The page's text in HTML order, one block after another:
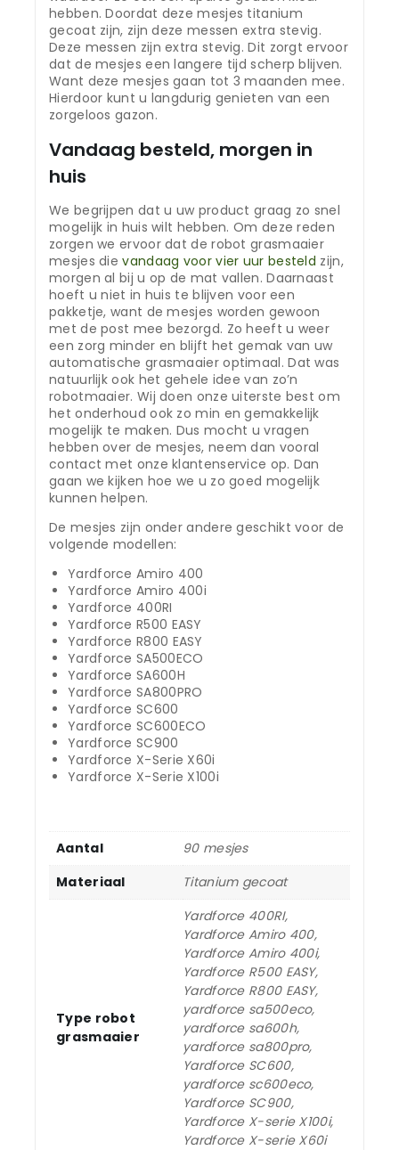
hebben. Doordat deze mesjes titanium
gecoat zijn, zijn deze messen extra stevig.
Deze messen zijn extra stevig. Dit zorgt ervoor
dat de mesjes een langere tijd scherp blijven.
Want deze mesjes gaan tot 3 maanden mee.
Hierdoor kunt u langdurig genieten van een
zorgeloos gazon.
Vandaag besteld, morgen in
huis
We begrijpen dat u uw product graag zo snel
mogelijk in huis wilt hebben. Om deze reden
zorgen we ervoor dat de robot grasmaaier
mesjes dievandaag voor vier uur besteld zijn,
morgen al bij u op de mat vallen. Daarnaast
hoeft u niet in huis te blijven voor een
pakketje, want de mesjes worden gewoon
met de post mee bezorgd. Zo heeft u weer
een zorg minder en blijft het gemak van uw
automatische grasmaaier optimaal. Dat was
natuurlijk ook het gehele idee van zo’n
robotmaaier. Wij doen onze uiterste best om
het onderhoud ook zo min en gemakkelijk
mogelijk te maken. Dus mocht u vragen
hebben over de mesjes, neem dan vooral
contact met onze klantenservice op. Dan
gaan we kijken hoe we u zo goed mogelijk
kunnen helpen.
De mesjes zijn onder andere geschikt voor de
volgende modellen:
Yardforce Amiro 400
Yardforce Amiro 400i
Yardforce 400RI
Yardforce R500 EASY
Yardforce R800 EASY
Yardforce SA500ECO
Yardforce SA600H
Yardforce SA800PRO
Yardforce SC600
Yardforce SC600ECO
Yardforce SC900
Yardforce X-Serie X60i
Yardforce X-Serie X100i
Aantal
90 mesjes
Materiaal
Titanium gecoat
Type robot
grasmaaier
Yardforce 400RI,
Yardforce Amiro 400,
Yardforce Amiro 400i,
Yardforce R500 EASY,
Yardforce R800 EASY,
yardforce sa500eco,
yardforce sa600h,
yardforce sa800pro,
Yardforce SC600,
yardforce sc600eco,
Yardforce SC900,
Yardforce X-serie X100i,
Yardforce X-serie X60i